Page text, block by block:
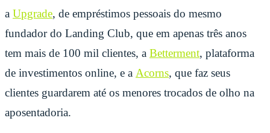
a Upgrade, de empréstimos pessoais do mesmo
fundador do Landing Club, que em apenas três anos
tem mais de 100 mil clientes, a Betterment, plataforma
de investimentos online, e a Acorns, que faz seus
clientes guardarem até os menores trocados de olho na
aposentadoria.